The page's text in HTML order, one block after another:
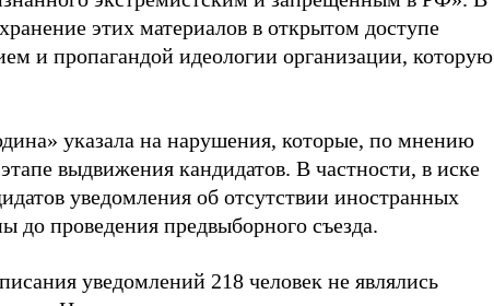
этих материалов в открытом доступе
и пропагандой идеологии организации, которую
указала на нарушения, которые, по мнению
выдвижения кандидатов. В частности, в иске
уведомления об отсутствии иностранных
до проведения предвыборного съезда.
уведомлений 218 человек не являлись